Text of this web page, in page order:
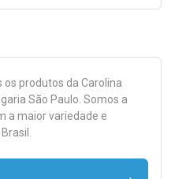
os produtos da Carolina
São Paulo. Somos a
a maior variedade e